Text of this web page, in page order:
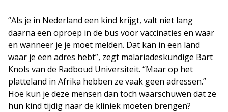
“Als je in Nederland een kind krijgt, valt niet lang
daarna een oproep in de bus voor vaccinaties en waar
en wanneer je je moet melden. Dat kan in een land
waar je een adres hebt”, zegt malariadeskundige Bart
Knols van de Radboud Universiteit. “Maar op het
platteland in Afrika hebben ze vaak geen adressen.”
Hoe kun je deze mensen dan toch waarschuwen dat ze
hun kind tijdig naar de kliniek moeten brengen?